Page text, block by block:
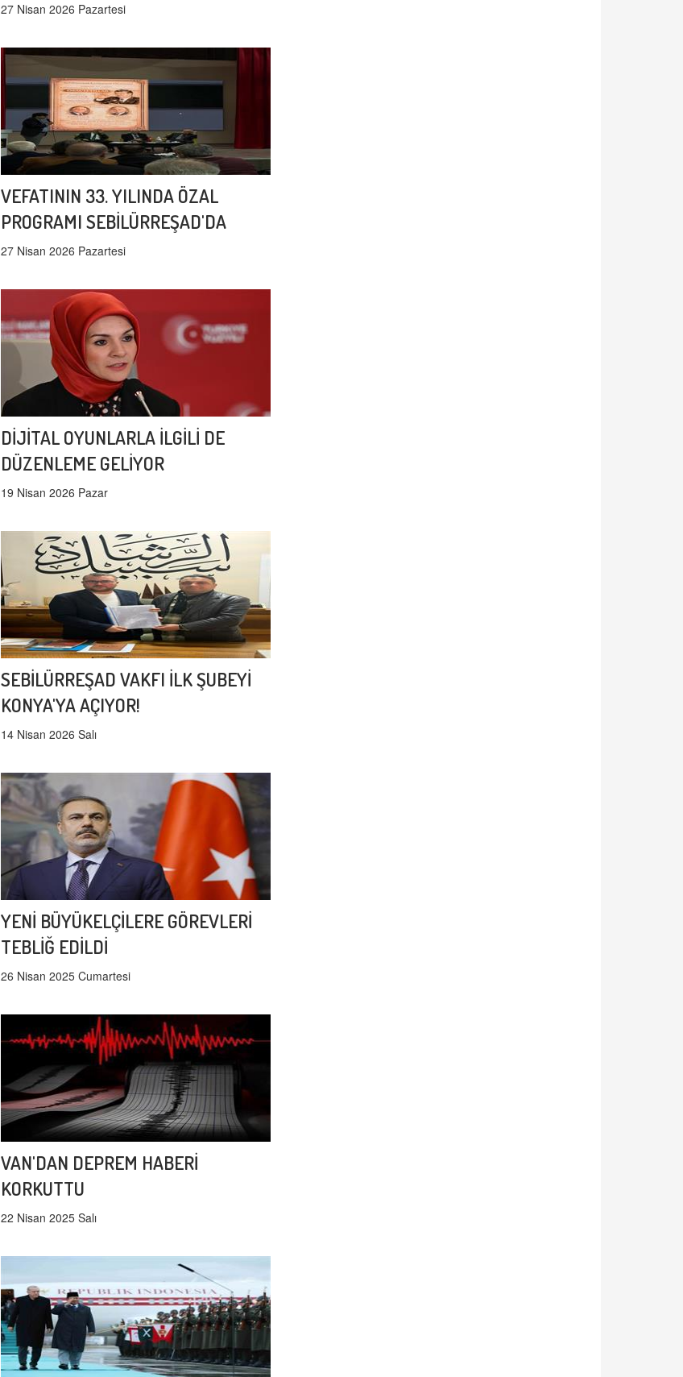
27 Nisan 2026 Pazartesi
VEFATININ 33. YILINDA ÖZAL
PROGRAMI SEBİLÜRREŞAD'DA
27 Nisan 2026 Pazartesi
DİJİTAL OYUNLARLA İLGİLİ DE
DÜZENLEME GELİYOR
19 Nisan 2026 Pazar
SEBİLÜRREŞAD VAKFI İLK ŞUBEYİ
KONYA'YA AÇIYOR!
14 Nisan 2026 Salı
YENİ BÜYÜKELÇİLERE GÖREVLERİ
TEBLİĞ EDİLDİ
26 Nisan 2025 Cumartesi
VAN'DAN DEPREM HABERİ
KORKUTTU
22 Nisan 2025 Salı